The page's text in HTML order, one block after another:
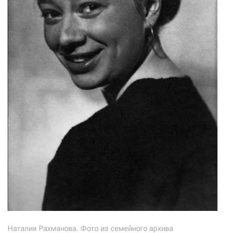
Наталия Рахманова. Фото из семейного архива